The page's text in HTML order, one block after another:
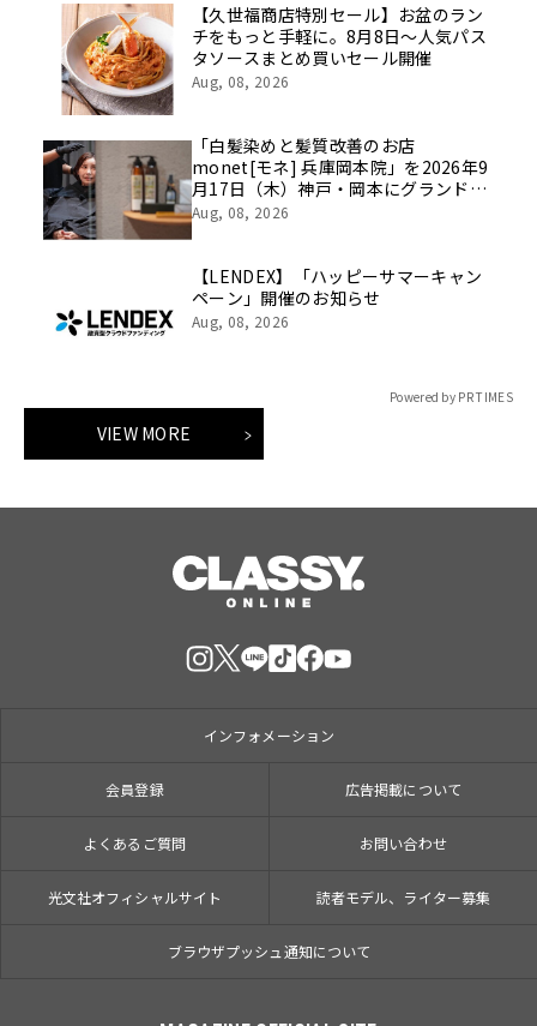
【久世福商店特別セール】お盆のラン
チをもっと手軽に。8月8日～人気パス
タソースまとめ買いセール開催
Aug, 08, 2026
「白髪染めと髪質改善のお店
monet[モネ] 兵庫岡本院」を2026年9
月17日（木）神戸・岡本にグランドオ
ープン｜monet兵庫県初出店
Aug, 08, 2026
【LENDEX】「ハッピーサマーキャン
ペーン」開催のお知らせ
Aug, 08, 2026
Powered by PR TIMES
VIEW MORE
インフォメーション
会員登録 広告掲載について
よくあるご質問 お問い合わせ
光文社オフィシャルサイト 読者モデル、ライター募集
ブラウザプッシュ通知について